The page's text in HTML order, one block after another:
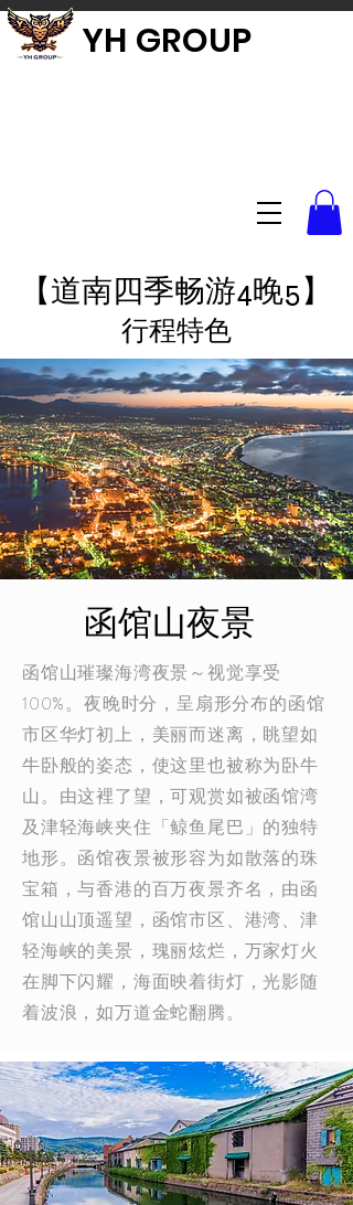
YH GROUP
【道南四季畅游4晚5】
​行程特色
函馆山夜景
函馆山璀璨海湾夜景～视觉享受
100%。夜晚时分，呈扇形分布的函馆
市区华灯初上，美丽而迷离，眺望如
牛卧般的姿态，使这里也被称为卧牛
山。由这裡了望，可观赏如被函馆湾
及津轻海峡夹住「鲸鱼尾巴」的独特
地形。函馆夜景被形容为如散落的珠
宝箱，与香港的百万夜景齐名，由函
馆山山顶遥望，函馆市区、港湾、津
轻海峡的美景，瑰丽炫烂，万家灯火
在脚下闪耀，海面映着街灯，光影随
着波浪，如万道金蛇翻腾。